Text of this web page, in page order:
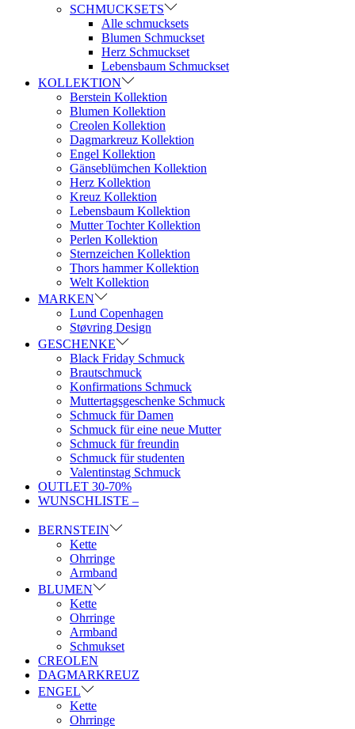
SCHMUCKSETS
Alle schmucksets
Blumen Schmuckset
Herz Schmuckset
Lebensbaum Schmuckset
KOLLEKTION
Berstein Kollektion
Blumen Kollektion
Creolen Kollektion
Dagmarkreuz Kollektion
Engel Kollektion
Gänseblümchen Kollektion
Herz Kollektion
Kreuz Kollektion
Lebensbaum Kollektion
Mutter Tochter Kollektion
Perlen Kollektion
Sternzeichen Kollektion
Thors hammer Kollektion
Welt Kollektion
MARKEN
Lund Copenhagen
Støvring Design
GESCHENKE
Black Friday Schmuck
Brautschmuck
Konfirmations Schmuck
Muttertagsgeschenke Schmuck
Schmuck für Damen
Schmuck für eine neue Mutter
Schmuck für freundin
Schmuck für studenten
Valentinstag Schmuck
OUTLET 30-70%
WUNSCHLISTE –
BERNSTEIN
Kette
Ohrringe
Armband
BLUMEN
Kette
Ohrringe
Armband
Schmukset
CREOLEN
DAGMARKREUZ
ENGEL
Kette
Ohrringe